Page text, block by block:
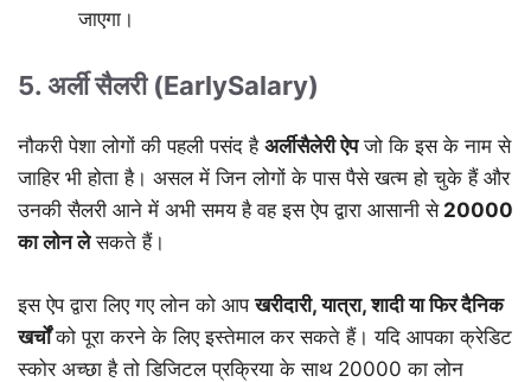
जाएगा।
5. अर्ली सैलरी (EarlySalary)
नौकरी पेशा लोगों की पहली पसंद है अर्लीसैलेरी ऐपजो कि इस के नाम से
जाहिर भी होता है। असल में जिन लोगों के पास पैसे खत्म हो चुके हैं और
उनकी सैलरी आने में अभी समय है वह इस ऐप द्वारा आसानी से20000
का लोन लेसकते हैं।
इस ऐप द्वारा लिए गए लोन को आपखरीदारी,यात्रा,शादी या फिर दैनिक
खर्चों को पूरा करने के लिए इस्तेमाल कर सकते हैं। यदि आपका क्रेडिट
स्कोर अच्छा है तो डिजिटल प्रक्रिया के साथ 20000 का लोन